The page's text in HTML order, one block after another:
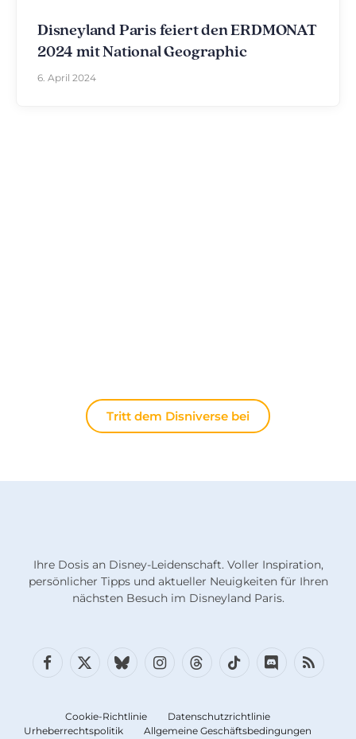
Disneyland Paris feiert den ERDMONAT
2024 mit National Geographic
6. April 2024
Tritt dem Disniverse bei
Ihre Dosis an Disney-Leidenschaft. Voller Inspiration,
persönlicher Tipps und aktueller Neuigkeiten für Ihren
nächsten Besuch im Disneyland Paris.
Facebook
X
BlueskyInstagramFäden TikTokDiskordRSS
Cookie-Richtlinie
Datenschutzrichtlinie
Urheberrechtspolitik
Allgemeine Geschäftsbedingungen